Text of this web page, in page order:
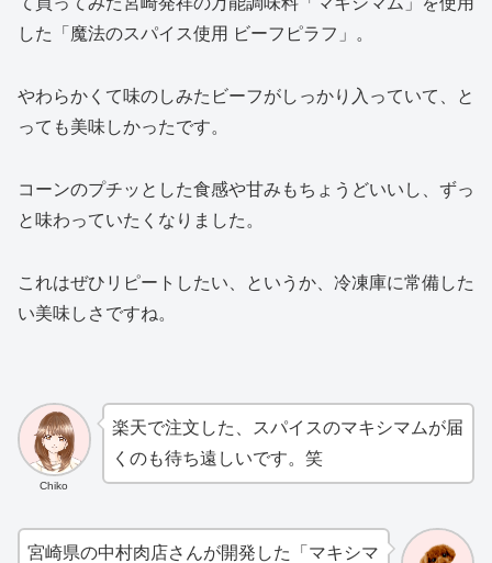
した「魔法のスパイス使用 ビーフピラフ」。
やわらかくて味のしみたビーフがしっかり入っていて、と
っても美味しかったです。
コーンのプチッとした食感や甘みもちょうどいいし、ずっ
と味わっていたくなりました。
これはぜひリピートしたい、というか、冷凍庫に常備した
い美味しさですね。
Chiko
楽天で注文した、スパイスのマキシマムが届
くのも待ち遠しいです。笑
宮崎県の中村肉店さんが開発した「マキシマ